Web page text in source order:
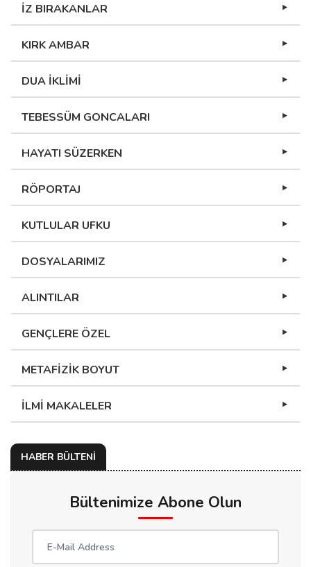
İZ BIRAKANLAR
KIRK AMBAR
DUA İKLİMİ
TEBESSÜM GONCALARI
HAYATI SÜZERKEN
RÖPORTAJ
KUTLULAR UFKU
DOSYALARIMIZ
ALINTILAR
GENÇLERE ÖZEL
METAFİZİK BOYUT
İLMİ MAKALELER
HABER BÜLTENİ
Bültenimize Abone Olun